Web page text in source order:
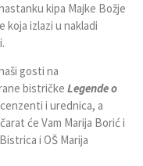
kipa Majke Božje
izlazi u nakladi
gosti na
bistričke Legende o
i urednica, a
će Vam Marija Borić i
i OŠ Marija